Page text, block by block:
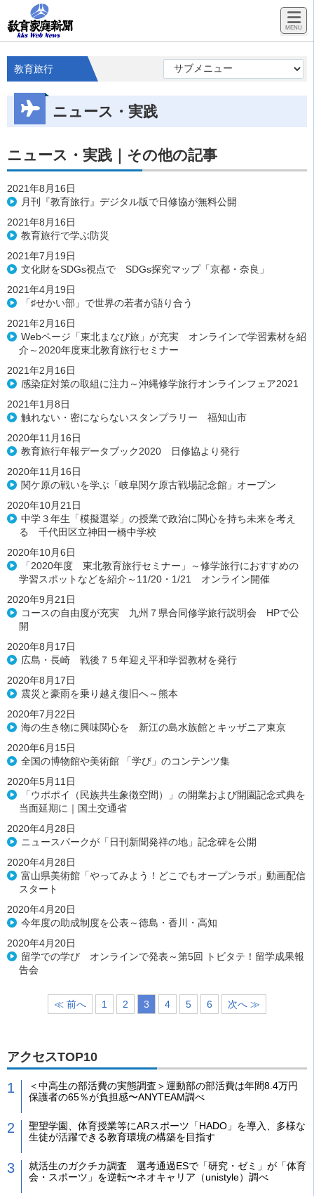
教育旅行
ニュース・実践
ニュース・実践｜その他の記事
2021年8月16日
月刊『教育旅行』デジタル版で日修協が無料公開
2021年8月16日
教育旅行で学ぶ防災
2021年7月19日
文化財をSDGs視点で SDGs探究マップ「京都・奈良」
2021年4月19日
「♯せかい部」で世界の若者が語り合う
2021年2月16日
Webページ「東北まなび旅」が充実 オンラインで学習素材を紹
介～2020年度東北教育旅行セミナー
2021年2月16日
感染症対策の取組に注力～沖縄修学旅行オンラインフェア2021
2021年1月8日
触れない・密にならないスタンプラリー 福知山市
2020年11月16日
教育旅行年報データブック2020 日修協より発行
2020年11月16日
関ケ原の戦いを学ぶ「岐阜関ケ原古戦場記念館」オープン
2020年10月21日
中学３年生「模擬選挙」の授業で政治に関心を持ち未来を考え
る 千代田区立神田一橋中学校
2020年10月6日
「2020年度 東北教育旅行セミナー」～修学旅行におすすめの
学習スポットなどを紹介～11/20・1/21 オンライン開催
2020年9月21日
コースの自由度が充実 九州７県合同修学旅行説明会 HPで公
開
2020年8月17日
広島・長崎 戦後７５年迎え平和学習教材を発行
2020年8月17日
震災と豪雨を乗り越え復旧へ～熊本
2020年7月22日
海の生き物に興味関心を 新江の島水族館とキッザニア東京
2020年6月15日
全国の博物館や美術館 「学び」のコンテンツ集
2020年5月11日
「ウポポイ（民族共生象徴空間）」の開業および開園記念式典を
当面延期に｜国土交通省
2020年4月28日
ニュースパークが「日刊新聞発祥の地」記念碑を公開
2020年4月28日
富山県美術館「やってみよう！どこでもオープンラボ」動画配信
スタート
2020年4月20日
今年度の助成制度を公表～徳島・香川・高知
2020年4月20日
留学での学び オンラインで発表～第5回 トビタテ！留学成果報
告会
≪ 前へ 1 2 3 4 5 6 次へ ≫
アクセスTOP10
＜中高生の部活費の実態調査＞運動部の部活費は年間8.4万円
保護者の65％が負担感〜ANYTEAM調べ
聖望学園、体育授業等にARスポーツ「HADO」を導入、多様な
生徒が活躍できる教育環境の構築を目指す
就活生のガクチカ調査 選考通過ESで「研究・ゼミ」が「体育
会・スポーツ」を逆転〜ネオキャリア（unistyle）調べ